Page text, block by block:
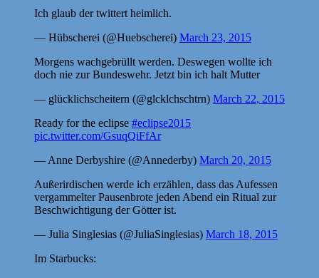
Ich glaub der twittert heimlich.
— Hübscherei (@Huebscherei) March 23, 2015
Morgens wachgebrüllt werden. Deswegen wollte ich
doch nie zur Bundeswehr. Jetzt bin ich halt Mutter
— glücklichscheitern (@glcklchschtrn) March 22, 2015
Ready for the eclipse #eclipse2015
pic.twitter.com/GsuqQiFfAr
— Anne Derbyshire (@Annederby) March 20, 2015
Außerirdischen werde ich erzählen, dass das Aufessen
vergammelter Pausenbrote jeden Abend ein Ritual zur
Beschwichtigung der Götter ist.
— Julia Singlesias (@JuliaSinglesias) March 18, 2015
Im Starbucks: